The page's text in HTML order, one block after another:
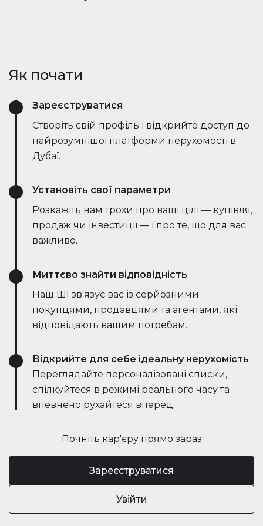
швидшими та ефективнішими, ніж будь-коли.
запитання, діліться оголошеннями та отримуйте
одному місці.
Як почати
Почніть кар'єру прямо зараз
Зареєструватися
Увійти
Зареєструватися
Створіть свій профіль і відкрийте доступ до
найрозумнішої платформи нерухомості в
Дубаї.
Установіть свої параметри
Розкажіть нам трохи про ваші цілі — купівля,
продаж чи інвестиції — і про те, що для вас
важливо.
Миттєво знайти відповідність
Наш ШІ зв'язує вас із серйозними
покупцями, продавцями та агентами, які
відповідають вашим потребам.
Відкрийте для себе ідеальну нерухомість
Переглядайте персоналізовані списки,
спілкуйтеся в режимі реального часу та
впевнено рухайтеся вперед.